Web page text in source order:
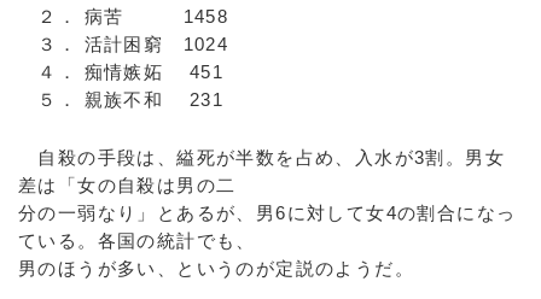
２． 病苦 1458
３． 活計困窮 1024
４． 痴情嫉妬 451
５． 親族不和 231
自殺の手段は、縊死が半数を占め、入水が3割。男女
差は「女の自殺は男の二
分の一弱なり」とあるが、男6に対して女4の割合になっ
ている。各国の統計でも、
男のほうが多い、というのが定説のようだ。